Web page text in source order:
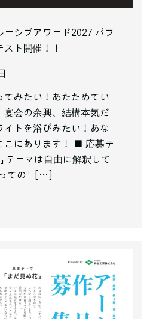
ーシブアワード2027 パフ
ト開催！！
てみたい！あたためてい
宴会の余興、結構本気だ
イトを浴びみたい！あな
こにあります！ ■ 応募テ
テーマは自由に解釈して
ての「 […]